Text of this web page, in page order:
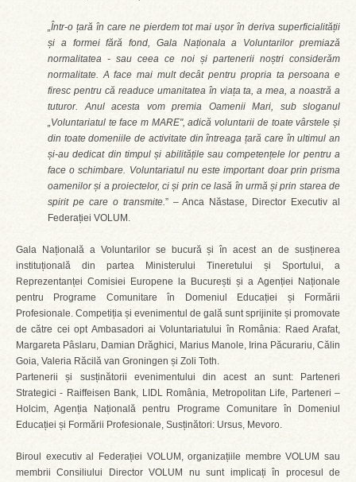
„Într-o țară în care ne pierdem tot mai ușor în deriva superficialității
și a formei fără fond, Gala Naționala a Voluntarilor premiază
normalitatea - sau ceea ce noi și partenerii noștri considerăm
normalitate. A face mai mult decât pentru propria ta persoana e
firesc pentru că readuce umanitatea în viața ta, a mea, a noastră a
tuturor. Anul acesta vom premia Oamenii Mari, sub sloganul
„Voluntariatul te face m MARE", adică voluntarii de toate vârstele și
din toate domeniile de activitate din întreaga țară care în ultimul an
și-au dedicat din timpul și abilitățile sau competențele lor pentru a
face o schimbare. Voluntariatul nu este important doar prin prisma
oamenilor și a proiectelor, ci și prin ce lasă în urmă și prin starea de
spirit pe care o transmite.” – Anca Năstase, Director Executiv al
Federației VOLUM.
Gala Națională a Voluntarilor se bucură și în acest an de susținerea
instituțională din partea Ministerului Tineretului și Sportului, a
Reprezentanței Comisiei Europene la București și a Agenției Naționale
pentru Programe Comunitare în Domeniul Educației și Formării
Profesionale. Competiția și evenimentul de gală sunt sprijinite și promovate
de către cei opt Ambasadori ai Voluntariatului în România: Raed Arafat,
Margareta Pâslaru, Damian Drăghici, Marius Manole, Irina Păcurariu, Călin
Goia, Valeria Răcilă van Groningen și Zoli Toth.
Partenerii și susținătorii evenimentului din acest an sunt: Parteneri
Strategici - Raiffeisen Bank, LIDL România, Metropolitan Life, Parteneri –
Holcim, Agenția Națională pentru Programe Comunitare în Domeniul
Educației și Formării Profesionale, Susținători: Ursus, Mevoro.
Biroul executiv al Federației VOLUM, organizațiile membre VOLUM sau
membrii Consiliului Director VOLUM nu sunt implicați în procesul de